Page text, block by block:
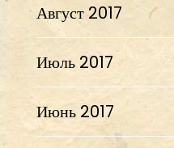
Август 2017
Июль 2017
Июнь 2017